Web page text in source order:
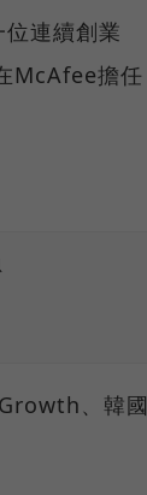
連續創業
McAfee擔任
、韓